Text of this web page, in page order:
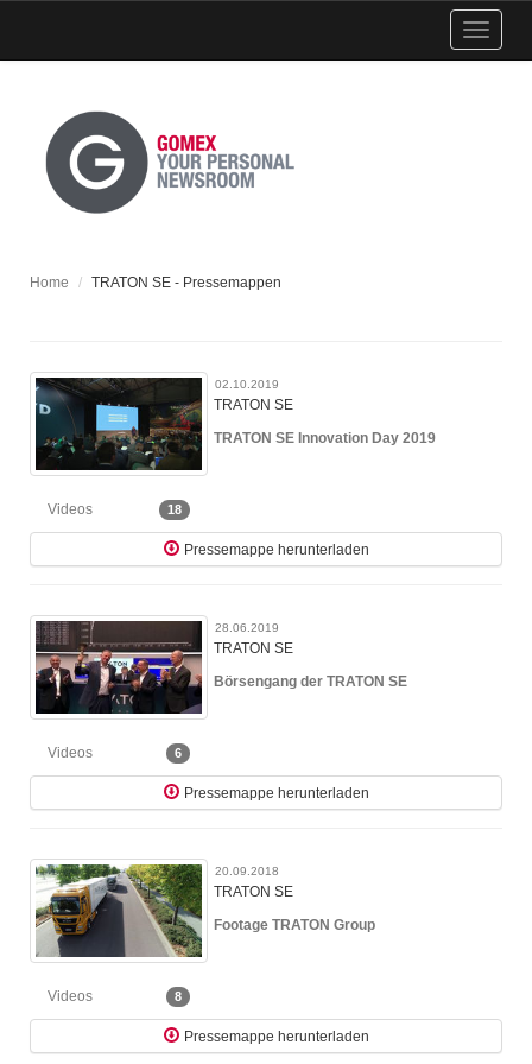
Menü
Home TRATON SE - Pressemappen
02.10.2019
TRATON SE
TRATON SE Innovation Day 2019
Videos 18
Pressemappe herunterladen
28.06.2019
TRATON SE
Börsengang der TRATON SE
Videos 6
Pressemappe herunterladen
20.09.2018
TRATON SE
Footage TRATON Group
Videos 8
Pressemappe herunterladen